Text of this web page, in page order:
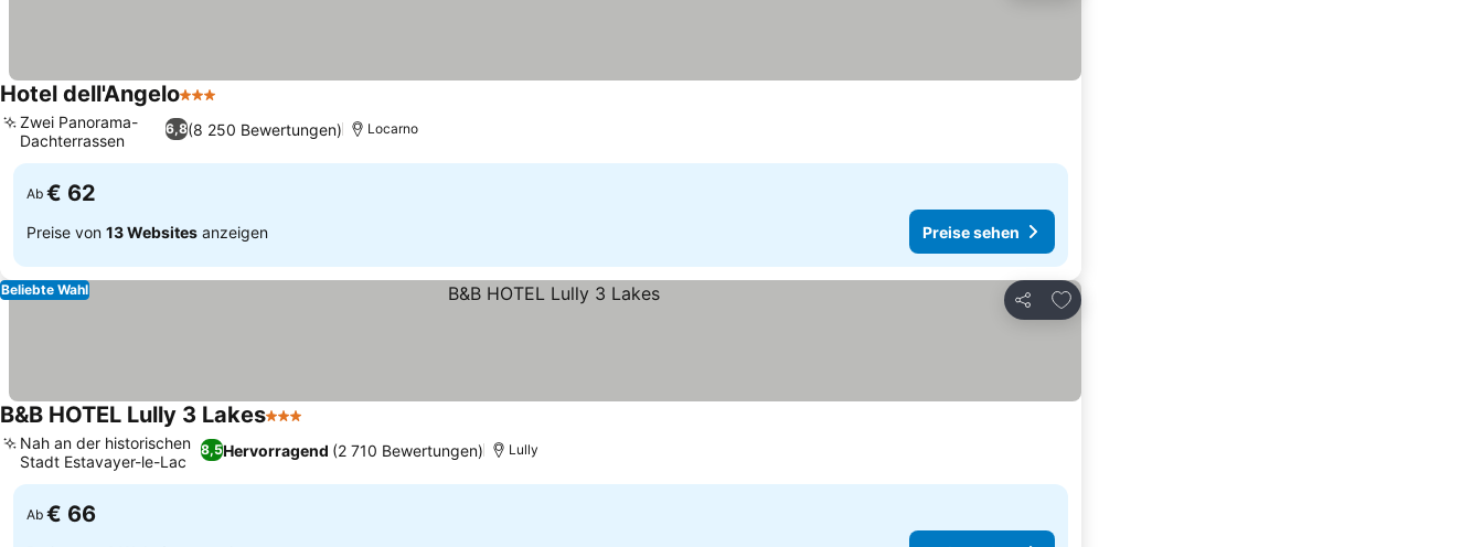
Hotel dell'Angelo3 Sterne
6,8(8 250 Bewertungen)
Zwei Panorama-
Dachterrassen
Locarno
Ab € 62
Preise von 13 Websites anzeigen Preise sehen
Teilen
Zu Favoriten hinzufügen
Beliebte Wahl
B&B HOTEL Lully 3 Lakes3 Sterne
8,5Hervorragend (2 710 Bewertungen)
Nah an der historischen
Stadt Estavayer-le-Lac
Lully
Ab € 66